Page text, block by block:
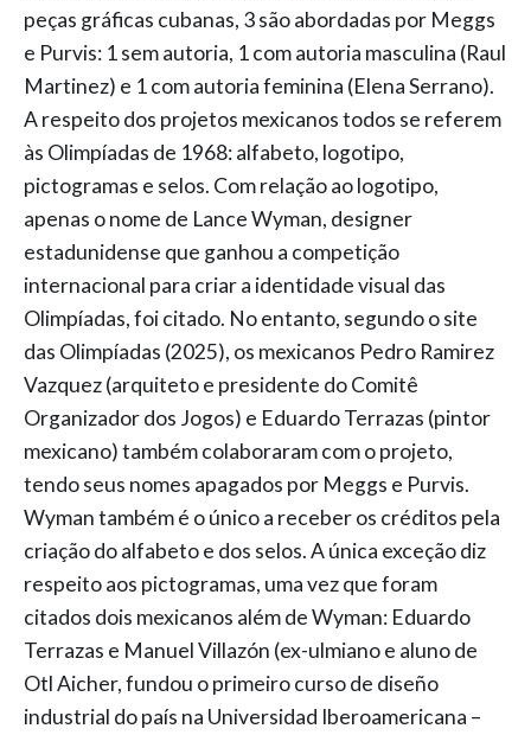
peças gráficas cubanas, 3 são abordadas por Meggs
e Purvis: 1 sem autoria, 1 com autoria masculina (Raul
Martinez) e 1 com autoria feminina (Elena Serrano).
A respeito dos projetos mexicanos todos se referem
às Olimpíadas de 1968: alfabeto, logotipo,
pictogramas e selos. Com relação ao logotipo,
apenas o nome de Lance Wyman, designer
estadunidense que ganhou a competição
internacional para criar a identidade visual das
Olimpíadas, foi citado. No entanto, segundo o site
das Olimpíadas (2025), os mexicanos Pedro Ramirez
Vazquez (arquiteto e presidente do Comitê
Organizador dos Jogos) e Eduardo Terrazas (pintor
mexicano) também colaboraram com o projeto,
tendo seus nomes apagados por Meggs e Purvis.
Wyman também é o único a receber os créditos pela
criação do alfabeto e dos selos. A única exceção diz
respeito aos pictogramas, uma vez que foram
citados dois mexicanos além de Wyman: Eduardo
Terrazas e Manuel Villazón (ex-ulmiano e aluno de
Otl Aicher, fundou o primeiro curso de diseño
industrial do país na Universidad Iberoamericana –